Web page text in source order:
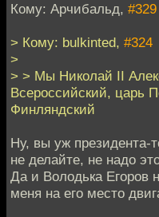
Кому: Арчибальд, #329
> Кому: bulkinted, #324
>
> > Мы Николай II
Всероссийский, царь
Финляндский
Ну, вы уж президента-
не делайте, не надо
Да и Володька Егоров
меня на его место